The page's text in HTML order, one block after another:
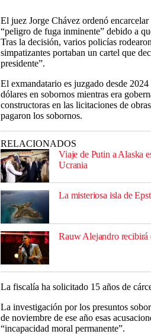
El juez Jorge Chávez ordenó
“peligro de fuga inminente” debido a
Tras la decisión, varios policías
simpatizantes portaban un cartel que
presidente”.
El exmandatario es juzgado desde
dólares en sobornos mientras era
constructoras en las licitaciones de
pagaron los sobornos.
RELACIONADOS
Viaje de Putin a Alaska
Ucrania
La misteriosa isla de
Rauw Alejandro recibirá
La fiscalía ha solicitado 15 años de
La investigación por los presuntos
de noviembre de ese año esas
“incapacidad moral permanente”.